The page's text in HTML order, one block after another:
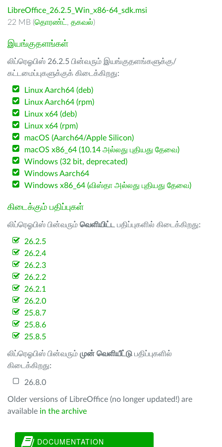
LibreOffice_26.2.5_Win_x86-64_sdk.msi
22 MB (தொரண்ட் , தகவல்)
இயங்குதளங்கள்
லிப்ரெஓபிஸ் 26.2.5 பின்வரும் இயங்குதளங்களுக்கு/
கட்டமைப்புகளுக்குக் கிடைக்கிறது:
Linux Aarch64 (deb)
Linux Aarch64 (rpm)
Linux x64 (deb)
Linux x64 (rpm)
macOS (Aarch64/Apple Silicon)
macOS x86_64 (10.14 அல்லது புதியது தேவை)
Windows (32 bit, deprecated)
Windows Aarch64
Windows x86_64 (விஸ்தா அல்லது புதியது தேவை)
கிடைக்கும் பதிப்புகள்
லிப்ரெஓபிஸ் பின்வரும் வெளியிட்ட பதிப்புகளில் கிடைக்கிறது:
26.2.5
26.2.4
26.2.3
26.2.2
26.2.1
26.2.0
25.8.7
25.8.6
25.8.5
லிப்ரெஓபிஸ் பின்வரும் முன் வெளியீட்டு பதிப்புகளில்
கிடைக்கிறது:
26.8.0
Older versions of LibreOffice (no longer updated!) are
available in the archive
DOCUMENTATION